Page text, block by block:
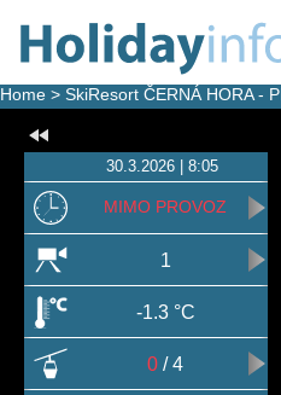
30.3.2026 | 8:05
MIMO PROVOZ
1
-1.3 °C
0 / 4
Home > SkiResort ČERNÁ HORA -